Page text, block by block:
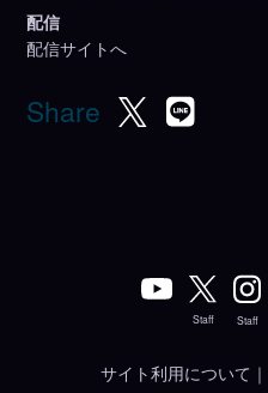
配信
配信サイトへ
Share
Staff Staff
サイト利用について ｜